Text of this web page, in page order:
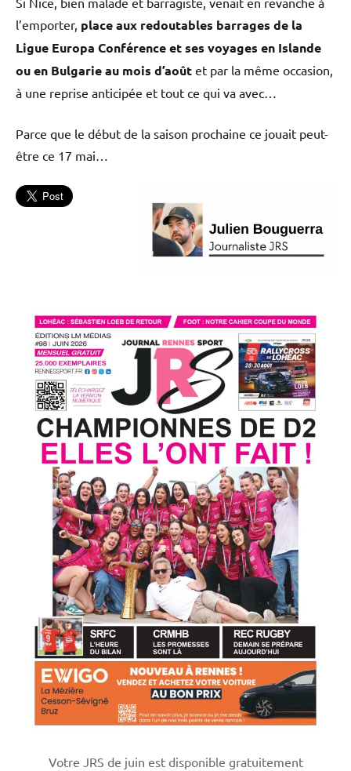
l’emporter, place aux redoutables barrages de la
Ligue Europa Conférence et ses voyages en Islande
ou en Bulgarie au mois d’août et par la même occasion,
à une reprise anticipée et tout ce qui va avec…
Parce que le début de la saison prochaine ce jouait peut-
être ce 17 mai…
Votre JRS de juin est disponible gratuitement